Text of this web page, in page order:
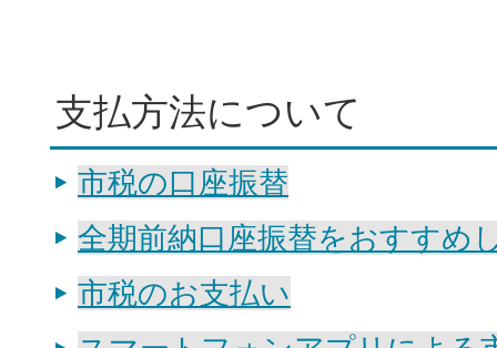
支払方法について
市税の口座振替
全期前納口座振替をおすすめ
市税のお支払い